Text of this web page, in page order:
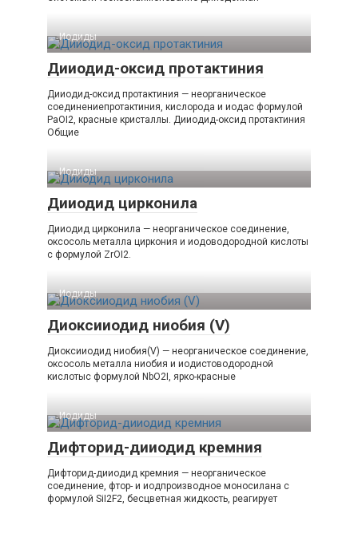
Иодиды‎
Дииодид-оксид протактиния
Дииодид-оксид протактиния — неорганическое
соединениепротактиния, кислорода и иодас формулой
PaOI2, красные кристаллы. Дииодид-​оксид протактиния
Общие
Иодиды‎
Дииодид цирконила
Дииодид цирконила — неорганическое соединение,
оксосоль металла циркония и иодоводородной кислоты
с формулой ZrOI2.
Иодиды‎
Диоксииодид ниобия (V)
Диоксииодид ниобия(V) — неорганическое соединение,
оксосоль металла ниобия и иодистоводородной
кислотыс формулой NbO2I, ярко-красные
Иодиды‎
Дифторид-дииодид кремния
Дифторид-дииодид кремния — неорганическое
соединение, фтор- и иодпроизводное моносилана с
формулой SiI2F2, бесцветная жидкость, реагирует